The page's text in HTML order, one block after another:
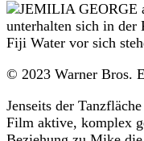
© 2023 Warner Bros.
Jenseits der
Film aktive, komplex